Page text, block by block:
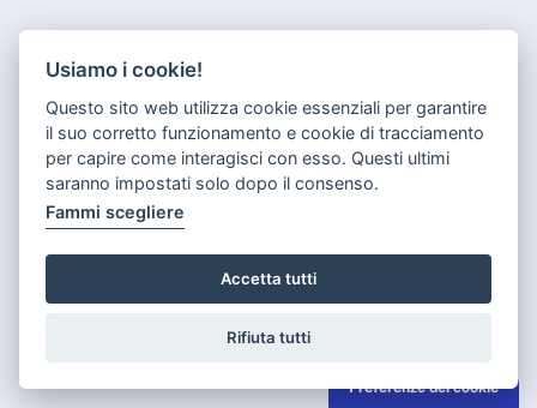
Usiamo i cookie!
Questo sito web utilizza cookie essenziali per garantire
il suo corretto funzionamento e cookie di tracciamento
per capire come interagisci con esso. Questi ultimi
saranno impostati solo dopo il consenso.
Fammi scegliere
Accetta tutti
Rifiuta tutti